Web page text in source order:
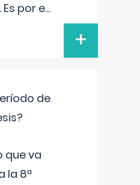
por e...
+
de
que va
la 8ª